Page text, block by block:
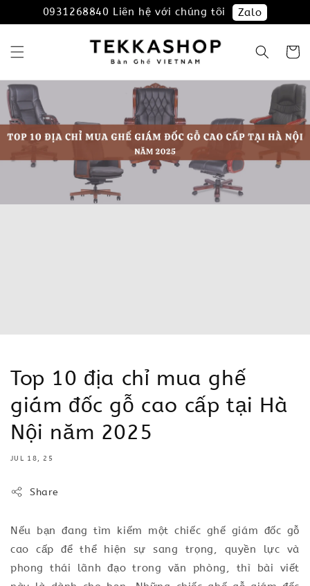
0931268840 Liên hệ với chúng tôi Zalo
Top 10 địa chỉ mua ghế
giám đốc gỗ cao cấp tại Hà
Nội năm 2025
JUL 18, 25
Share
Nếu bạn đang tìm kiếm một chiếc ghế giám đốc gỗ
cao cấp để thể hiện sự sang trọng, quyền lực và
phong thái lãnh đạo trong văn phòng, thì bài viết